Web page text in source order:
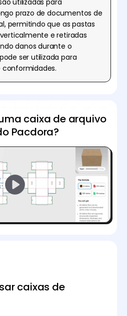
prazo de documentos de
permitindo que as pastas
e retiradas
danos durante o
ser utilizada para
caixa de arquivo
Pacdora?
caixas de